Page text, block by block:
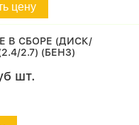
цену
В СБОРЕ (ДИСК/
2.7) (БЕНЗ)
шт.